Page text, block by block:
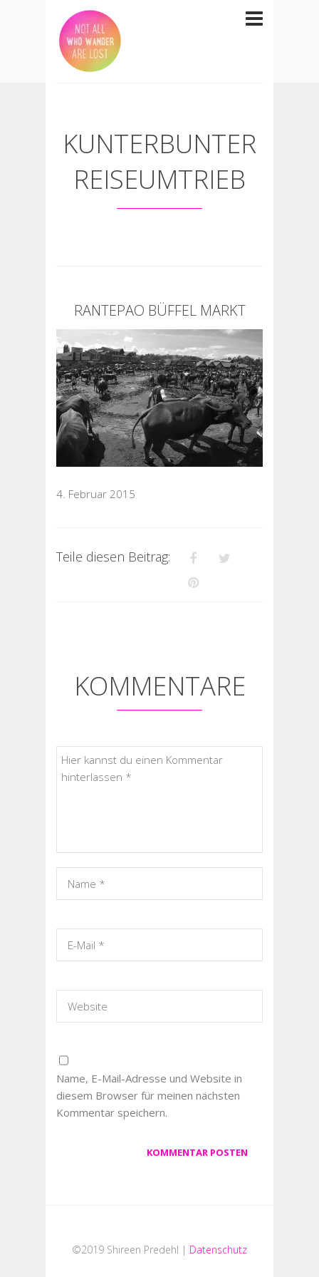
KUNTERBUNTER
REISEUMTRIEB
RANTEPAO BÜFFEL MARKT
4. Februar 2015
Teile diesen Beitrag:
KOMMENTARE
Name, E-Mail-Adresse und Website in
diesem Browser für meinen nächsten
Kommentar speichern.
©2019 Shireen Predehl | Datenschutz